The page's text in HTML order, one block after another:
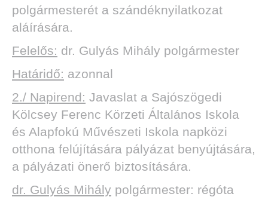
polgármesterét a szándéknyilatkozat
aláírására.
Felelős: dr. Gulyás Mihály polgármester
Határidő: azonnal
2./ Napirend: Javaslat a Sajószögedi
Kölcsey Ferenc Körzeti Általános Iskola
és Alapfokú Művészeti Iskola napközi
otthona felújítására pályázat benyújtására,
a pályázati önerő biztosítására.
dr. Gulyás Mihály polgármester: régóta